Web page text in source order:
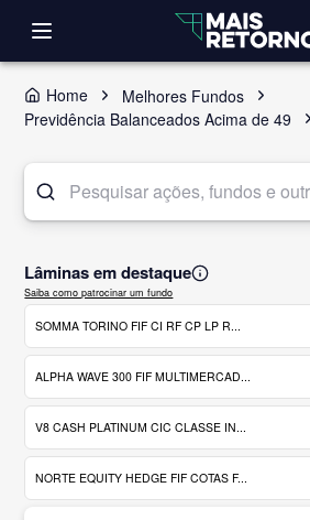
Home
Melhores Fundos
Previdência Balanceados Acima de 49
Lâminas em destaque
Saiba como patrocinar um fundo
SOMMA TORINO FIF CI RF CP LP R...
ALPHA WAVE 300 FIF MULTIMERCAD...
V8 CASH PLATINUM CIC CLASSE IN...
NORTE EQUITY HEDGE FIF COTAS F...